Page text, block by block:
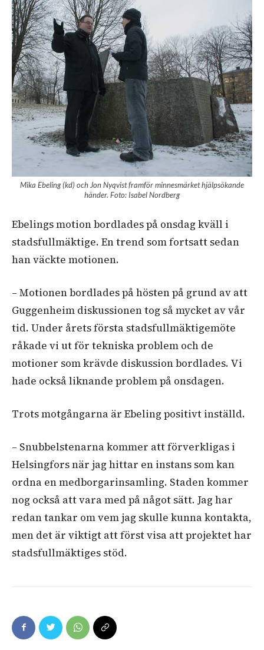
Mika Ebeling (kd) och Jon Nyqvist framför minnesmärket hjälpsökande
händer. Foto: Isabel Nordberg
Ebelings motion bordlades på onsdag kväll i
stadsfullmäktige. En trend som fortsatt sedan
han väckte motionen.
– Motionen bordlades på hösten på grund av att
Guggenheim diskussionen tog så mycket av vår
tid. Under årets första stadsfullmäktigemöte
råkade vi ut för tekniska problem och de
motioner som krävde diskussion bordlades. Vi
hade också liknande problem på onsdagen.
Trots motgångarna är Ebeling positivt inställd.
– Snubbelstenarna kommer att förverkligas i
Helsingfors när jag hittar en instans som kan
ordna en medborgarinsamling. Staden kommer
nog också att vara med på något sätt. Jag har
redan tankar om vem jag skulle kunna kontakta,
men det är viktigt att först visa att projektet har
stadsfullmäktiges stöd.